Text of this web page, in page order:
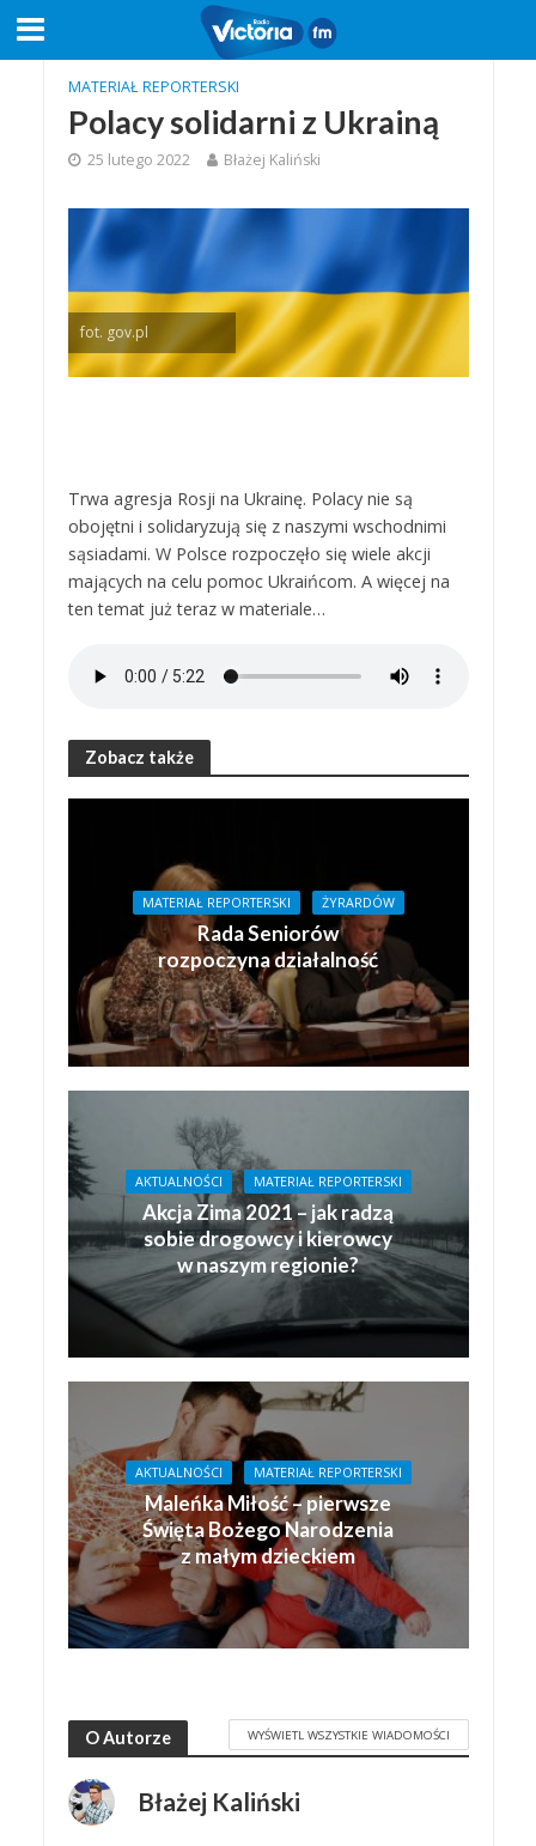
MATERIAŁ REPORTERSKI
Polacy solidarni z Ukrainą
25 lutego 2022 Błażej Kaliński
fot. gov.pl
Trwa agresja Rosji na Ukrainę. Polacy nie są
obojętni i solidaryzują się z naszymi wschodnimi
sąsiadami. W Polsce rozpoczęło się wiele akcji
mających na celu pomoc Ukraińcom. A więcej na
ten temat już teraz w materiale…
Zobacz także
MATERIAŁ REPORTERSKI ŻYRARDÓW
Rada Seniorów
rozpoczyna działalność
AKTUALNOŚCI MATERIAŁ REPORTERSKI
Akcja Zima 2021 – jak radzą
sobie drogowcy i kierowcy
w naszym regionie?
AKTUALNOŚCI MATERIAŁ REPORTERSKI
Maleńka Miłość – pierwsze
Święta Bożego Narodzenia
z małym dzieckiem
O Autorze WYŚWIETL WSZYSTKIE WIADOMOŚCI
Błażej Kaliński